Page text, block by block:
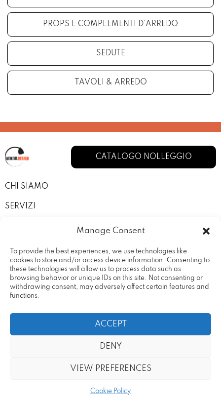
Manage Consent
To provide the best experiences, we use technologies like
cookies to store and/or access device information. Consenting to
these technologies will allow us to process data such as
browsing behavior or unique IDs on this site. Not consenting or
withdrawing consent, may adversely affect certain features and
functions.
ACCEPT
DENY
VIEW PREFERENCES
Cookie Policy
PROPS E COMPLEMENTI D’ARREDO
SEDUTE
TAVOLI & ARREDO
CATALOGO NOLLEGGIO
CHI SIAMO
SERVIZI
I NOSTRI ALLESTIMENTI
CONTATTI
PRIVACY POLICY
TERMINI E CONDIZIONI
20090 – Vimodrone (MI) Partita